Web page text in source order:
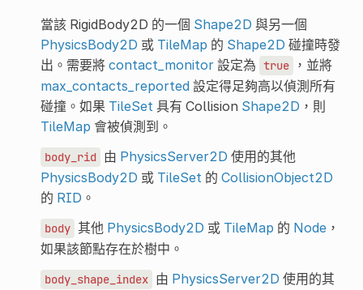
當該 RigidBody2D 的一個 Shape2D 與另一個
PhysicsBody2D 或 TileMap 的 Shape2D 碰撞時發
出。需要將 contact_monitor設定為 true
，並將
max_contacts_reported設定得足夠高以偵測所有
碰撞。如果 TileSet 具有 Collision Shape2D ，則
TileMap 會被偵測到。
body_rid 由 PhysicsServer2D 使用的其他
PhysicsBody2D 或 TileSet 的 CollisionObject2D
的 RID 。
body 其他 PhysicsBody2D 或 TileMap 的 Node，
如果該節點存在於樹中。
body_shape_index 由 PhysicsServer2D 使用的其